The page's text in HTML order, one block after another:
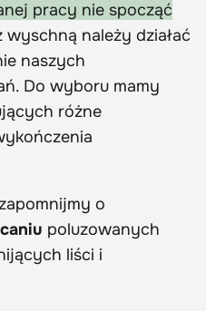
pracy nie spocząć
wyschną należy działać
naszych
Do wyboru mamy
różne
o
poluzowanych
liści i